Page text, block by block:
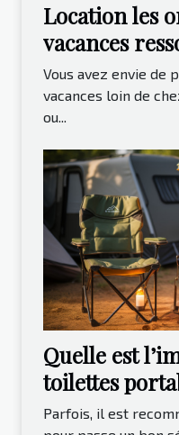
Location les
vacances
montagne
Vous avez envie de
vacances loin de
ou...
Quelle est
toilettes
lors des
Parfois, il est